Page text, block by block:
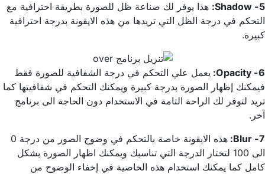
5- Shadow:
هذا يوفر لك صناعة ظل للصورة بطريقة احترافية مع
التحكم في درجة الظل التي تريدها من هذه الايقونة بدرجة احترافية
كبيرة.
6- Opacity:
يعمل علي التحكم في درجة الشفافية للصورة فقط
فيمكنك إظهار الصورة بدرجة كبيرة ويمكنك التحكم في شفافيتها كما
تريد لتوفر لك الراحة التامة في الاستخدام دون الحاجة الى برنامج
آخر.
7- Blur:
هذه الايقونة خاصة بالتحكم في وضوح الصور من درجة 0
الى 100 لتختار الدرجة التي تناسبك ويمكنك اظهار الصورة بشكل
كامل كما يمكنك استخدام هذه الخاصية في إخفاء الوضوح من